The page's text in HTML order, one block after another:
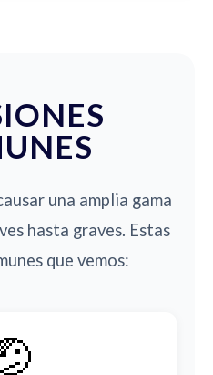
una amplia gama
hasta graves. Estas
que vemos: